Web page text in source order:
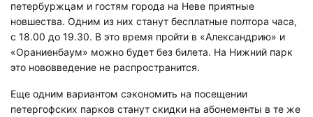
петербуржцам и гостям города на Неве приятные
новшества. Одним из них станут бесплатные полтора часа,
с 18.00 до 19.30. В это время пройти в «Александрию» и
«Ораниенбаум» можно будет без билета. На Нижний парк
это нововведение не распространится.
Еще одним вариантом сэкономить на посещении
петергофских парков станут скидки на абонементы в те же